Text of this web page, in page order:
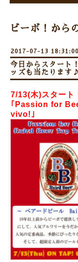
ビーボ！から
2017-07-13 18:31:00
今日からスタート
ッズも当たりま
7/13(木)スタート
｢Passion for
vivo!｣